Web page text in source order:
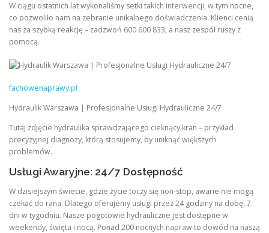
W ciągu ostatnich lat wykonaliśmy setki takich interwencji, w tym nocne,
co pozwoliło nam na zebranie unikalnego doświadczenia. Klienci cenią
nas za szybką reakcję – zadzwoń 600 600 833, a nasz zespół ruszy z
pomocą.
fachowenaprawy.pl
Hydraulik Warszawa | Profesjonalne Usługi Hydrauliczne 24/7
Tutaj zdjęcie hydraulika sprawdzającego cieknący kran – przykład
precyzyjnej diagnozy, którą stosujemy, by uniknąć większych
problemów.
Usługi Awaryjne: 24/7 Dostępność
W dzisiejszym świecie, gdzie życie toczy się non-stop, awarie nie mogą
czekać do rana. Dlatego oferujemy usługi przez 24 godziny na dobę, 7
dni w tygodniu. Nasze pogotowie hydrauliczne jest dostępne w
weekendy, święta i nocą. Ponad 200 nocnych napraw to dowód na naszą